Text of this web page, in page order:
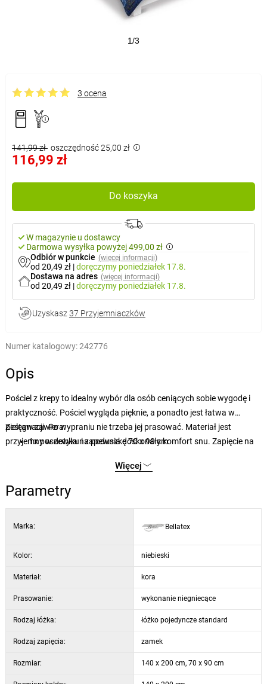
1/3
3 ocena
141,99 zł oszczędność 25,00 zł
116,99 zł
Do koszyka
W magazynie u dostawcy
Darmowa wysyłka powyżej 499,00 zł
Odbiór w punkcie (więcej informacji)
od 20,49 zł |doręczymy poniedziałek 17.8.
Dostawa na adres (więcej informacji)
od 20,49 zł |doręczymy poniedziałek 17.8.
Uzyskasz 37 Przyjemniaczków
Numer katalogowy:242776
Opis
Pościel z krepy to idealny wybór dla osób ceniących sobie wygodę i
praktyczność. Pościel wygląda pięknie, a ponadto jest łatwa w
pielęgnacji. Po wypraniu nie trzeba jej prasować. Materiał jest
przyjemny w dotyku i zapewnia doskonały komfort snu. Zapięcie na
Ze względu na możliwość sprania kolorów w pralce automatycznej
zalecamy pranie pościeli na lewej stronie.
Zestaw zawiera:
1x poszewka na poduszkę 70 x 90 cm
Więcej
Parametry
Marka: Bellatex
Kolor: niebieski
Materiał: kora
Prasowanie: wykonanie niegniecące
Rodzaj łóżka: łóżko pojedyncze standard
Rodzaj zapięcia: zamek
Rozmiar: 140 x 200 cm, 70 x 90 cm